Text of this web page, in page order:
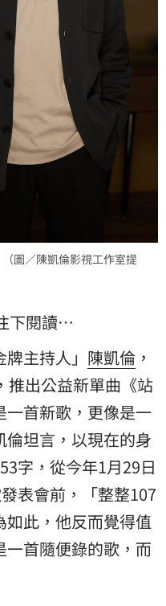
圖／陳凱倫影視工作室提
下閱讀…
主持人」 陳凱倫 ，
推出公益新單曲《站
一首新歌，更像是一
坦言，以現在的身
字，從今年1月29日
表會前，「整整107
此，他反而覺得值
首隨便錄的歌，而